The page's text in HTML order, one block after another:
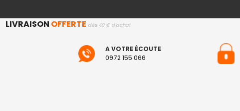
LIVRAISON OFFERTE dès 49 € d'achat
A VOTRE ÉCOUTE
0972 155 066